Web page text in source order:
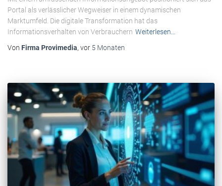
Portal als verlässlicher Wegweiser in einem dynamischen
Marktumfeld. Die digitale Transformation hat das
Informationsverhalten von Verbrauchern Weiterlesen…
Von Firma Provimedia, vor 5 Monaten